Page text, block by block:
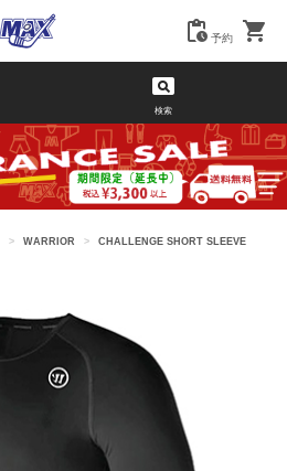
予約
検索
> WARRIOR > CHALLENGE SHORT SLEEVE